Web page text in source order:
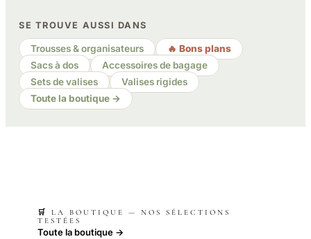
SE TROUVE AUSSI DANS
Trousses & organisateurs
🔥 Bons plans
Sacs à dos
Accessoires de bagage
Sets de valises
Valises rigides
Toute la boutique →
🛒 LA BOUTIQUE — NOS SÉLECTIONS
TESTÉES
Toute la boutique →